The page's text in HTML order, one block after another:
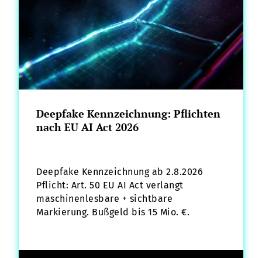
Deepfake Kennzeichnung: Pflichten
nach EU AI Act 2026
Deepfake Kennzeichnung ab 2.8.2026
Pflicht: Art. 50 EU AI Act verlangt
maschinenlesbare + sichtbare
Markierung. Bußgeld bis 15 Mio. €.